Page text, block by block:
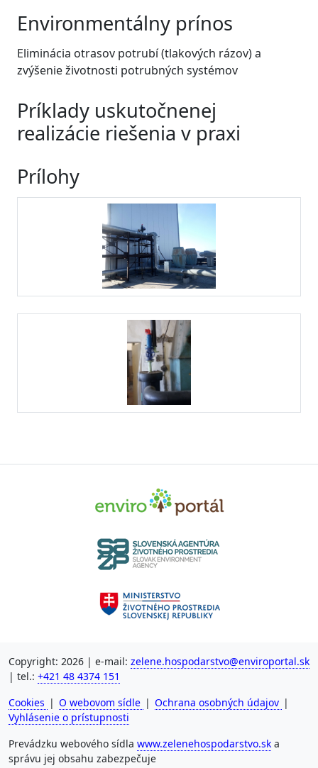
Environmentálny prínos
Eliminácia otrasov potrubí (tlakových rázov) a
zvýšenie životnosti potrubných systémov
Príklady uskutočnenej
realizácie riešenia v praxi
Prílohy
Copyright: 2026 | e-mail: zelene.hospodarstvo@enviroportal.sk
| tel.: +421 48 4374 151
Cookies | O webovom sídle | Ochrana osobných údajov |
Vyhlásenie o prístupnosti
Prevádzku webového sídla www.zelenehospodarstvo.sk a
správu jej obsahu zabezpečuje